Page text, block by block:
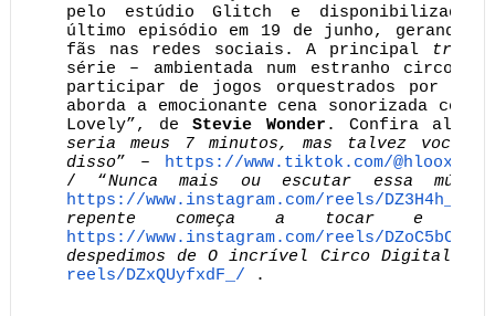
pelo estúdio Glitch e disponibilizada
último episódio em 19 de junho, gerando
fãs nas redes sociais. A principal
trend
série – ambientada num estranho circo
participar de jogos orquestrados por
aborda a emocionante cena sonorizada com
Lovely”, deStevie Wonder . Confira
seria meus 7 minutos, mas talvez você
disso” – https://www.tiktok.com/@
/ “Nunca mais ou escutar essa
https://www.instagram.com/reels/
repente começa a tocar e
https://www.instagram.com/reels/
despedimos de O incrível Circo Digital
reels/DZxQUyfxdF_/ .